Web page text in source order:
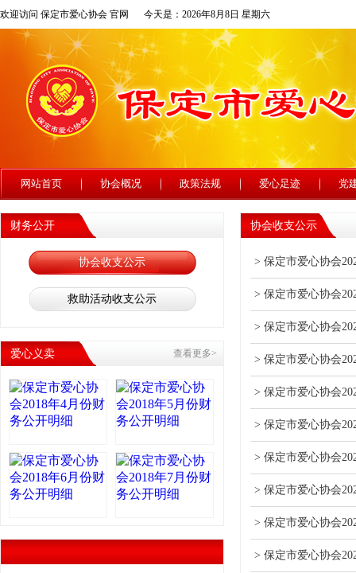
欢迎访问 保定市爱心协会 官网 今天是：2026年8月8日 星期六
网站首页 协会概况 政策法规 爱心足迹 党
财务公开
协会收支公示
救助活动收支公示
爱心义卖 查看更多>
协会收支公示
> 保定市爱心协会
> 保定市爱心协会
> 保定市爱心协会
> 保定市爱心协会
> 保定市爱心协会
> 保定市爱心协会
> 保定市爱心协会
> 保定市爱心协会
> 保定市爱心协会
> 保定市爱心协会